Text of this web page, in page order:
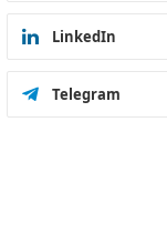
LinkedIn
Telegram